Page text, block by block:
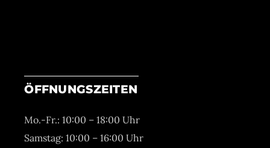
ÖFFNUNGSZEITEN
Mo.-Fr.: 10:00 – 18:00 Uhr
Samstag: 10:00 – 16:00 Uhr